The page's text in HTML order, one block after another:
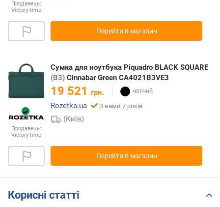
Продавець:
Victory-time
Перейти в магазин
Продавець:
Victory-time
Сумка для ноутбука Piquadro BLACK SQUARE
(B3) Cinnabar Green CA4021B3VE3
19 521 грн.
Rozetka.ua
З нами 7 років
(Київ)
Перейти в магазин
Корисні статті